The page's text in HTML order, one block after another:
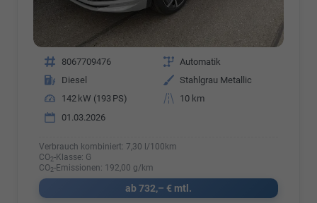
Fahrzeugnr. 8067709476 Getriebe Automatik
Kraftstoff
Diesel Außenfarbe
Stahlgrau Metallic
Leistung
142 kW (193 PS) Kilometerstand
10 km
01.03.2026
Verbrauch kombiniert:7,30 l/100km
CO2-Klasse: G
CO2-Emissionen: 192,00 g/km
ab 732,– € mtl.